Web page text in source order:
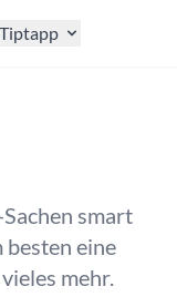
smart
besten eine
mehr.